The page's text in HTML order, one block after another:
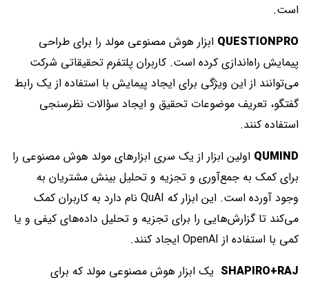
است.
QUESTIONPRO ابزار هوش مصنوعی مولد را برای طراحی
پیمایش راه‌اندازی کرده است. کاربران پلتفرم تحقیقاتی شرکت
می‌توانند از این ویژگی برای ایجاد پیمایش با استفاده از یک رابط
گفتگو، تعریف موضوعات تحقیق و ایجاد سؤالات نظرسنجی
استفاده کنند.
QUMIND اولین ابزار از یک سری ابزارهای مولد هوش مصنوعی را
برای کمک به جمع‌آوری و تجزیه و تحلیل بینش مشتریان به
وجود آورده است. این ابزار که QuAI نام دارد به کاربران کمک
می‌کند تا گزارش‌هایی را برای تجزیه و تحلیل داده‌های کیفی و یا
کمی با استفاده از OpenAI ایجاد کنند.
SHAPIRO+RAJ یک ابزار هوش مصنوعی مولد که برای